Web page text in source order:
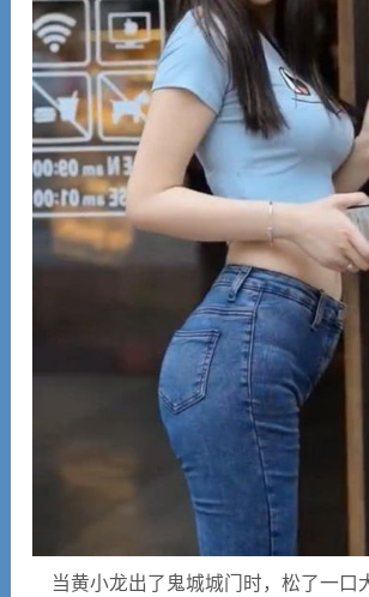
当黄小龙出了鬼城城门时，松了一口